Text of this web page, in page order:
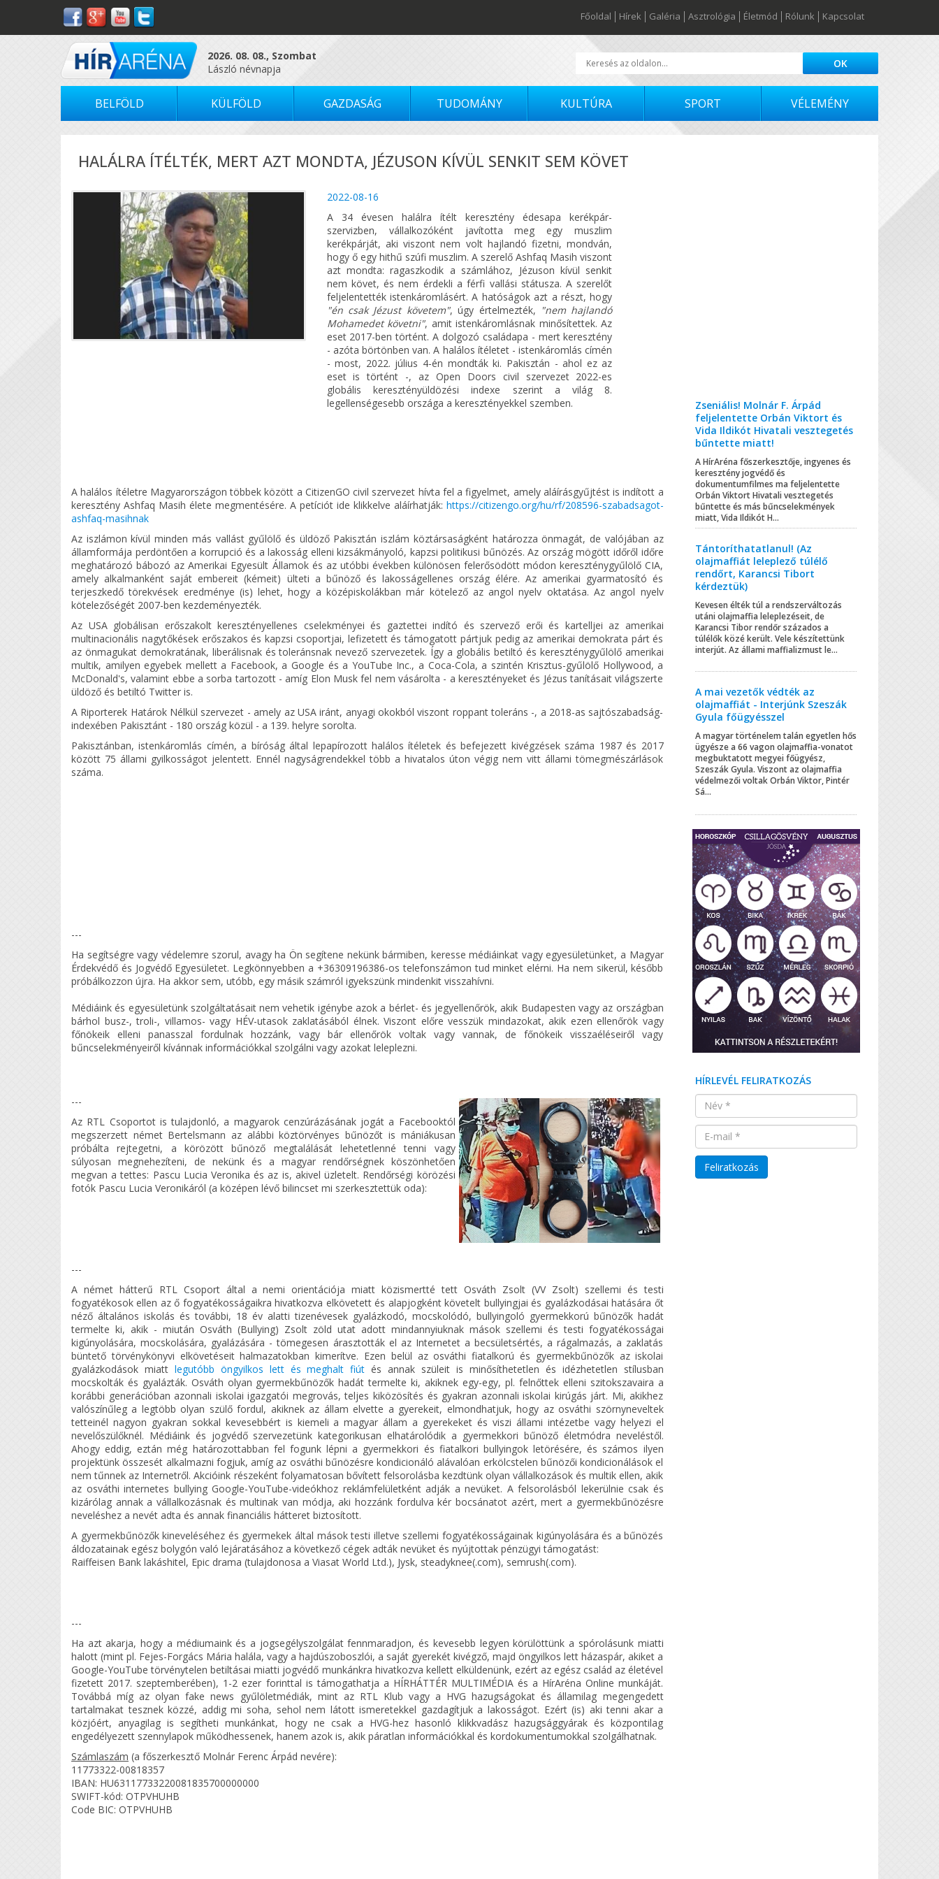
Főoldal Hírek Galéria Asztrológia Életmód Rólunk Kapcsolat
2026. 08. 08., Szombat
László névnapja
BELFÖLD KÜLFÖLD GAZDASÁG TUDOMÁNY KULTÚRA SPORT VÉLEMÉNY
HALÁLRA ÍTÉLTÉK, MERT AZT MONDTA, JÉZUSON KÍVÜL SENKIT SEM KÖVET
2022-08-16
A 34 évesen halálra ítélt keresztény édesapa kerékpár-
szervizben, vállalkozóként javította meg egy muszlim
kerékpárját, aki viszont nem volt hajlandó fizetni, mondván,
hogy ő egy hithű szúfi muszlim. A szerelő Ashfaq Masih viszont
azt mondta: ragaszkodik a számlához, Jézuson kívül senkit
nem követ, és nem érdekli a férfi vallási státusza. A szerelőt
feljelentették istenkáromlásért. A hatóságok azt a részt, hogy
"én csak Jézust követem", úgy értelmezték, "nem hajlandó
Mohamedet követni", amit istenkáromlásnak minősítettek. Az
eset 2017-ben történt. A dolgozó családapa - mert keresztény
- azóta börtönben van. A halálos ítéletet - istenkáromlás címén
- most, 2022. július 4-én mondták ki. Pakisztán - ahol ez az
eset is történt -, az Open Doors civil szervezet 2022-es
globális keresztényüldözési indexe szerint a világ 8.
legellenségesebb országa a keresztényekkel szemben.
A halálos ítéletre Magyarországon többek között a CitizenGO civil szervezet hívta fel a figyelmet, amely aláírásgyűjtést is indított a
keresztény Ashfaq Masih élete megmentésére. A petíciót ide klikkelve aláírhatják: https://citizengo.org/hu/rf/208596-szabadsagot-
ashfaq-masihnak
Az iszlámon kívül minden más vallást gyűlölő és üldöző Pakisztán iszlám köztársaságként határozza önmagát, de valójában az
államformája perdöntően a korrupció és a lakosság elleni kizsákmányoló, kapzsi politikusi bűnözés. Az ország mögött időről időre
meghatározó bábozó az Amerikai Egyesült Államok és az utóbbi években különösen felerősödött módon kereszténygyűlölő CIA,
amely alkalmanként saját embereit (kémeit) ülteti a bűnöző és lakosságellenes ország élére. Az amerikai gyarmatosító és
terjeszkedő törekvések eredménye (is) lehet, hogy a középiskolákban már kötelező az angol nyelv oktatása. Az angol nyelv
kötelezőségét 2007-ben kezdeményezték.
Az USA globálisan erőszakolt keresztényellenes cselekményei és gaztettei indító és szervező erői és kartelljei az amerikai
multinacionális nagytőkések erőszakos és kapzsi csoportjai, lefizetett és támogatott pártjuk pedig az amerikai demokrata párt és
az önmagukat demokratának, liberálisnak és toleránsnak nevező szervezetek. Így a globális betiltó és kereszténygyűlölő amerikai
multik, amilyen egyebek mellett a Facebook, a Google és a YouTube Inc., a Coca-Cola, a szintén Krisztus-gyűlölő Hollywood, a
McDonald's, valamint ebbe a sorba tartozott - amíg Elon Musk fel nem vásárolta - a keresztényeket és Jézus tanításait világszerte
üldöző és betiltó Twitter is.
A Riporterek Határok Nélkül szervezet - amely az USA iránt, anyagi okokból viszont roppant toleráns -, a 2018-as sajtószabadság-
indexében Pakisztánt - 180 ország közül - a 139. helyre sorolta.
Pakisztánban, istenkáromlás címén, a bíróság által lepapírozott halálos ítéletek és befejezett kivégzések száma 1987 és 2017
között 75 állami gyilkosságot jelentett. Ennél nagyságrendekkel több a hivatalos úton végig nem vitt állami tömegmészárlások
száma.
---
Ha segítségre vagy védelemre szorul, avagy ha Ön segítene nekünk bármiben, keresse médiáinkat vagy egyesületünket, a Magyar
Érdekvédő és Jogvédő Egyesületet. Legkönnyebben a +36309196386-os telefonszámon tud minket elérni. Ha nem sikerül, később
próbálkozzon újra. Ha akkor sem, utóbb, egy másik számról igyekszünk mindenkit visszahívni.
Médiáink és egyesületünk szolgáltatásait nem vehetik igénybe azok a bérlet- és jegyellenőrök, akik Budapesten vagy az országban
bárhol busz-, troli-, villamos- vagy HÉV-utasok zaklatásából élnek. Viszont előre vesszük mindazokat, akik ezen ellenőrök vagy
főnökeik elleni panasszal fordulnak hozzánk, vagy bár ellenőrök voltak vagy vannak, de főnökeik visszaéléseiről vagy
bűncselekményeiről kívánnak információkkal szolgálni vagy azokat leleplezni.
---
Az RTL Csoportot is tulajdonló, a magyarok cenzúrázásának jogát a Facebooktól
megszerzett német Bertelsmann az alábbi köztörvényes bűnözőt is mániákusan
próbálta rejtegetni, a körözött bűnöző megtalálását lehetetlenné tenni vagy
súlyosan megnehezíteni, de nekünk és a magyar rendőrségnek köszönhetően
megvan a tettes: Pascu Lucia Veronika és az is, akivel üzletelt. Rendőrségi körözési
fotók Pascu Lucia Veronikáról (a középen lévő bilincset mi szerkesztettük oda):
---
A német hátterű RTL Csoport által a nemi orientációja miatt közismertté tett Osváth Zsolt (VV Zsolt) szellemi és testi
fogyatékosok ellen az ő fogyatékosságaikra hivatkozva elkövetett és alapjogként követelt bullyingjai és gyalázkodásai hatására őt
néző általános iskolás és további, 18 év alatti tizenévesek gyalázkodó, mocskolódó, bullyingoló gyermekkorú bűnözők hadát
termelte ki, akik - miután Osváth (Bullying) Zsolt zöld utat adott mindannyiuknak mások szellemi és testi fogyatékosságai
kigúnyolására, mocskolására, gyalázására - tömegesen árasztották el az Internetet a becsületsértés, a rágalmazás, a zaklatás
büntető törvénykönyvi elkövetéseit halmazatokban kimerítve. Ezen belül az osváthi fiatalkorú és gyermekbűnözők az iskolai
gyalázkodások miatt legutóbb öngyilkos lett és meghalt fiút és annak szüleit is minősíthetetlen és idézhetetlen stílusban
mocskolták és gyalázták. Osváth olyan gyermekbűnözők hadát termelte ki, akiknek egy-egy, pl. felnőttek elleni szitokszavaira a
korábbi generációban azonnali iskolai igazgatói megrovás, teljes kiközösítés és gyakran azonnali iskolai kirúgás járt. Mi, akikhez
valószínűleg a legtöbb olyan szülő fordul, akiknek az állam elvette a gyerekeit, elmondhatjuk, hogy az osváthi szörnyneveltek
tetteinél nagyon gyakran sokkal kevesebbért is kiemeli a magyar állam a gyerekeket és viszi állami intézetbe vagy helyezi el
nevelőszülőknél. Médiáink és jogvédő szervezetünk kategorikusan elhatárolódik a gyermekkori bűnöző életmódra neveléstől.
Ahogy eddig, eztán még határozottabban fel fogunk lépni a gyermekkori és fiatalkori bullyingok letörésére, és számos ilyen
projektünk összesét alkalmazni fogjuk, amíg az osváthi bűnözésre kondicionáló alávalóan erkölcstelen bűnözői kondicionálások el
nem tűnnek az Internetről. Akcióink részeként folyamatosan bővített felsorolásba kezdtünk olyan vállalkozások és multik ellen, akik
az osváthi internetes bullying Google-YouTube-videókhoz reklámfelületként adják a nevüket. A felsorolásból lekerülnie csak és
kizárólag annak a vállalkozásnak és multinak van módja, aki hozzánk fordulva kér bocsánatot azért, mert a gyermekbűnözésre
neveléshez a nevét adta és annak financiális hátteret biztosított.
A gyermekbűnözők kineveléséhez és gyermekek által mások testi illetve szellemi fogyatékosságainak kigúnyolására és a bűnözés
áldozatainak egész bolygón való lejáratásához a következő cégek adták nevüket és nyújtottak pénzügyi támogatást:
Raiffeisen Bank lakáshitel, Epic drama (tulajdonosa a Viasat World Ltd.), Jysk, steadyknee(.com), semrush(.com).
---
Ha azt akarja, hogy a médiumaink és a jogsegélyszolgálat fennmaradjon, és kevesebb legyen körülöttünk a spórolásunk miatti
halott (mint pl. Fejes-Forgács Mária halála, vagy a hajdúszoboszlói, a saját gyerekét kivégző, majd öngyilkos lett házaspár, akiket a
Google-YouTube törvénytelen betiltásai miatti jogvédő munkánkra hivatkozva kellett elküldenünk, ezért az egész család az életével
fizetett 2017. szeptemberében), 1-2 ezer forinttal is támogathatja a HÍRHÁTTÉR MULTIMÉDIA és a HírAréna Online munkáját.
Továbbá míg az olyan fake news gyűlöletmédiák, mint az RTL Klub vagy a HVG hazugságokat és államilag megengedett
tartalmakat tesznek közzé, addig mi soha, sehol nem látott ismeretekkel gazdagítjuk a lakosságot. Ezért (is) aki tenni akar a
közjóért, anyagilag is segítheti munkánkat, hogy ne csak a HVG-hez hasonló klikkvadász hazugsággyárak és központilag
engedélyezett szennylapok működhessenek, hanem azok is, akik páratlan információkkal és kordokumentumokkal szolgálhatnak.
Számlaszám (a főszerkesztő Molnár Ferenc Árpád nevére):
11773322-00818357
IBAN: HU63117733220081835700000000
SWIFT-kód: OTPVHUHB
Code BIC: OTPVHUHB
Zseniális! Molnár F. Árpád
feljelentette Orbán Viktort és
Vida Ildikót Hivatali vesztegetés
bűntette miatt!
A HírAréna főszerkesztője, ingyenes és
keresztény jogvédő és
dokumentumfilmes ma feljelentette
Orbán Viktort Hivatali vesztegetés
bűntette és más bűncselekmények
miatt, Vida Ildikót H...
Tántoríthatatlanul! (Az
olajmaffiát leleplező túlélő
rendőrt, Karancsi Tibort
kérdeztük)
Kevesen élték túl a rendszerváltozás
utáni olajmaffia leleplezéseit, de
Karancsi Tibor rendőr százados a
túlélők közé került. Vele készítettünk
interjút. Az állami maffializmust le...
A mai vezetők védték az
olajmaffiát - Interjúnk Szeszák
Gyula főügyésszel
A magyar történelem talán egyetlen hős
ügyésze a 66 vagon olajmaffia-vonatot
megbuktatott megyei főügyész,
Szeszák Gyula. Viszont az olajmaffia
védelmezői voltak Orbán Viktor, Pintér
Sá...
HÍRLEVÉL FELIRATKOZÁS